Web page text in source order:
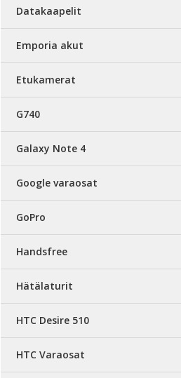
Datakaapelit
Emporia akut
Etukamerat
G740
Galaxy Note 4
Google varaosat
GoPro
Handsfree
Hätälaturit
HTC Desire 510
HTC Varaosat